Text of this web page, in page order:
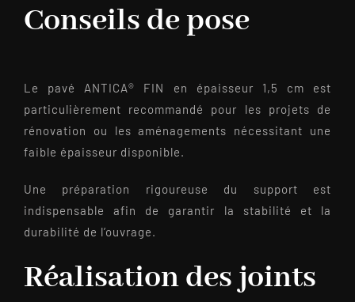
Conseils de pose
Le pavé ANTICA® FIN en épaisseur 1,5 cm est
particulièrement recommandé pour les projets de
rénovation ou les aménagements nécessitant une
faible épaisseur disponible.
Une préparation rigoureuse du support est
indispensable afin de garantir la stabilité et la
durabilité de l’ouvrage.
Réalisation des joints